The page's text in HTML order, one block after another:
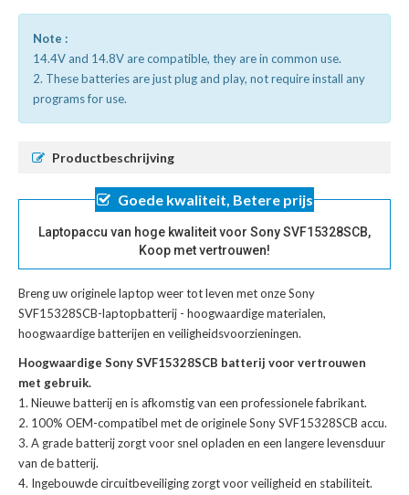
Note :
14.4V and 14.8V are compatible, they are in common use.
2. These batteries are just plug and play, not require install any
programs for use.
Productbeschrijving
Goede kwaliteit, Betere prijs
Laptopaccu van hoge kwaliteit voor Sony SVF15328SCB,
Koop met vertrouwen!
Breng uw originele laptop weer tot leven met onzeSony
SVF15328SCB-laptopbatterij - hoogwaardige materialen,
hoogwaardige batterijen en veiligheidsvoorzieningen.
Hoogwaardige Sony SVF15328SCB batterij voor vertrouwen
met gebruik.
Nieuwe batterij en is afkomstig van een professionele fabrikant.
100% OEM-compatibel met deoriginele Sony SVF15328SCB accu.
A grade batterij zorgt voor snel opladen en een langere levensduur
van de batterij.
Ingebouwde circuitbeveiliging zorgt voor veiligheid en stabiliteit.